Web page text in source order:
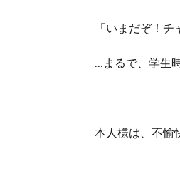
「いまだぞ！チ
…まるで、学生
本人様は、不愉